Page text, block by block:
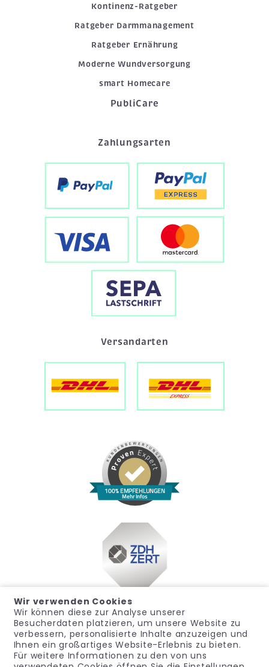
Kontinenz-Ratgeber
Ratgeber Darmmanagement
Ratgeber Ernährung
Moderne Wundversorgung
smart Homecare
PubliCare
Zahlungsarten
Versandarten
100% EMPFEHLUNGEN
Mehr Infos
Impressum Datenschutz Widerrufsrecht
Wir verwenden Cookies
Wir können diese zur Analyse unserer
Besucherdaten platzieren, um unsere Website zu
verbessern, personalisierte Inhalte anzuzeigen und
Ihnen ein großartiges Website-Erlebnis zu bieten.
Für weitere Informationen zu den von uns